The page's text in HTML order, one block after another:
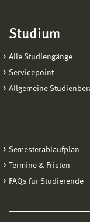
Studium
Alle Studiengänge
Servicepoint
Allgemeine
Semesterablaufplan
Termine & Fristen
FAQs für Studierende